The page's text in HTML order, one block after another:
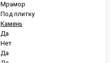
Мрамор
Под плитку
Камень
Да
Нет
Да